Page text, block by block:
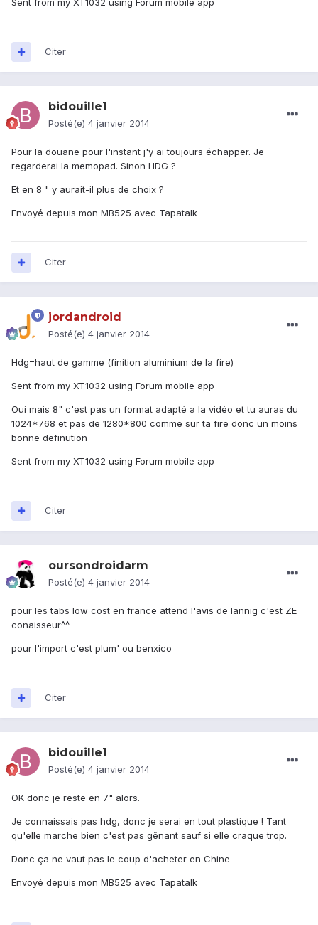
Sent from my XT1032 using Forum mobile app
Citer
bidouille1
Posté(e) 4 janvier 2014
Pour la douane pour l'instant j'y ai toujours échapper. Je
regarderai la memopad. Sinon HDG ?
Et en 8 " y aurait-il plus de choix ?
Envoyé depuis mon MB525 avec Tapatalk
Citer
jordandroid
Posté(e) 4 janvier 2014
Hdg=haut de gamme (finition aluminium de la fire)
Sent from my XT1032 using Forum mobile app
Oui mais 8" c'est pas un format adapté a la vidéo et tu auras du
1024*768 et pas de 1280*800 comme sur ta fire donc un moins
bonne definution
Sent from my XT1032 using Forum mobile app
Citer
oursondroidarm
Posté(e) 4 janvier 2014
pour les tabs low cost en france attend l'avis de lannig c'est ZE
conaisseur^^
pour l'import c'est plum' ou benxico
Citer
bidouille1
Posté(e) 4 janvier 2014
OK donc je reste en 7" alors.
Je connaissais pas hdg, donc je serai en tout plastique ! Tant
qu'elle marche bien c'est pas gênant sauf si elle craque trop.
Donc ça ne vaut pas le coup d'acheter en Chine
Envoyé depuis mon MB525 avec Tapatalk